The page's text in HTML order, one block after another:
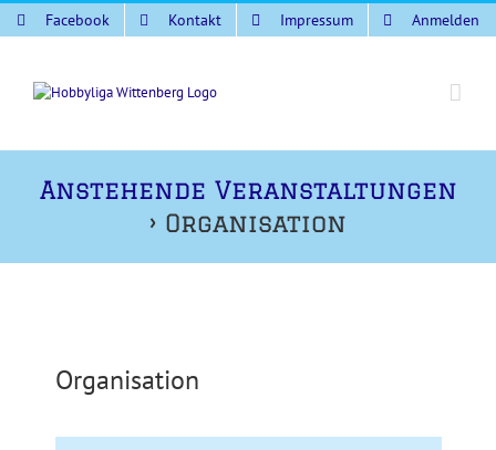
Zum
Inhalt
Facebook Kontakt Impressum Anmelden
Anstehende Veranstaltungen
› Organisation
Organisation